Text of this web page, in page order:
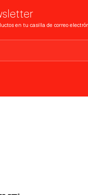
en tu casilla de correo